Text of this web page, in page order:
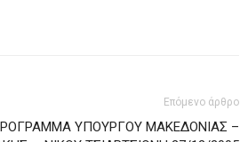
Επόμενο άρθρο
ΥΠΟΥΡΓΟΥ ΜΑΚΕΔΟΝΙΑΣ –